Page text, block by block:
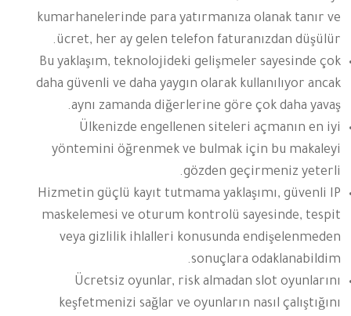
kumarhanelerinde para yatırmanıza olanak tanır ve
ücret, her ay gelen telefon faturanızdan düşülür.
Bu yaklaşım, teknolojideki gelişmeler sayesinde çok
daha güvenli ve daha yaygın olarak kullanılıyor ancak
aynı zamanda diğerlerine göre çok daha yavaş.
Ülkenizde engellenen siteleri açmanın en iyi
yöntemini öğrenmek ve bulmak için bu makaleyi
gözden geçirmeniz yeterli.
Hizmetin güçlü kayıt tutmama yaklaşımı, güvenli IP
maskelemesi ve oturum kontrolü sayesinde, tespit
veya gizlilik ihlalleri konusunda endişelenmeden
sonuçlara odaklanabildim.
Ücretsiz oyunlar, risk almadan slot oyunlarını
keşfetmenizi sağlar ve oyunların nasıl çalıştığını